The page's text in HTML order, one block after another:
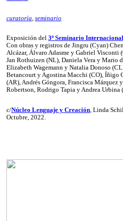
curatoría seminario
Exposición del 3º Seminario
Con obras y registros de Jingru (Cyan)
Alcázar, Álvaro Adasme y Gabriel Visconti
Jan Rothuizen (NL), Daniela Vera y Mario
Elizabeth Wagemann y Natalia Donoso
Betancourt y Agostina Macchi (CO), Íñigo
(AR), Andrés Góngora, Francisca Márquez
Robertson, Rodrigo Tapia y Andrea Urbina
c/Núcleo Lenguaje y Creación,Linda
Octubre, 2022.